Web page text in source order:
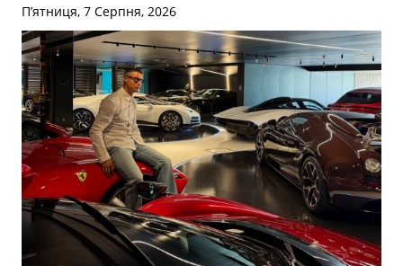
П’ятниця, 7 Серпня, 2026